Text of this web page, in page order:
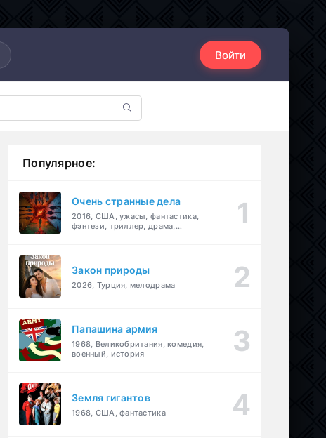
Войти
Популярное:
Очень странные дела
2016, США, ужасы, фантастика,
фэнтези, триллер, драма,
Закон природы
2026, Турция, мелодрама
Папашина армия
1968, Великобритания, комедия,
военный, история
Земля гигантов
1968, США, фантастика